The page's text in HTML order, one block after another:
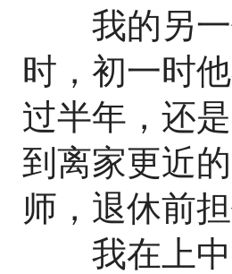
我的另一
时，初一时
过半年，还
到离家更近
师，退休前
我在上中